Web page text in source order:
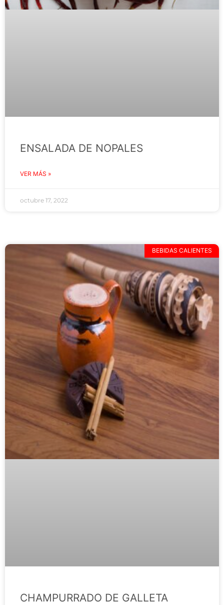
ENSALADA DE NOPALES
VER MÁS »
octubre 17, 2022
BEBIDAS CALIENTES
CHAMPURRADO DE GALLETA